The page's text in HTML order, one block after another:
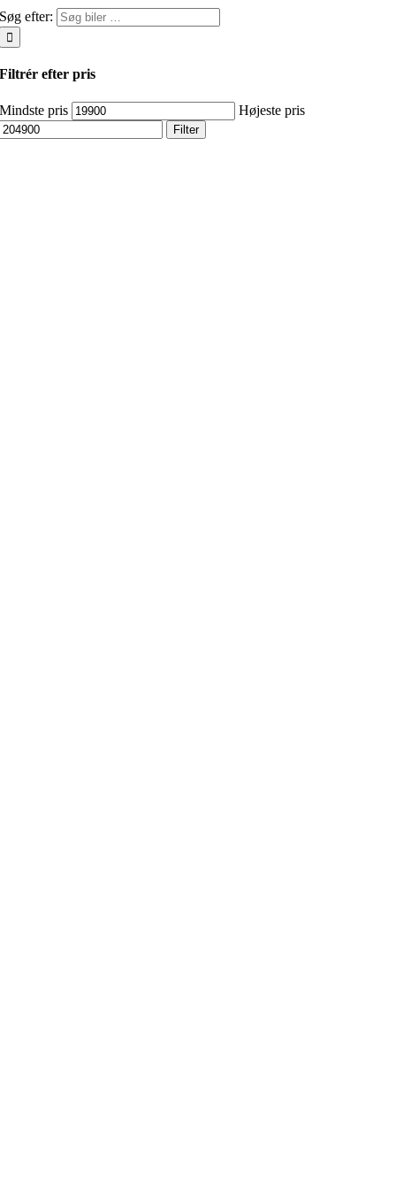
Søg efter:
Filtrér efter pris
Mindste pris Højeste pris
Filter